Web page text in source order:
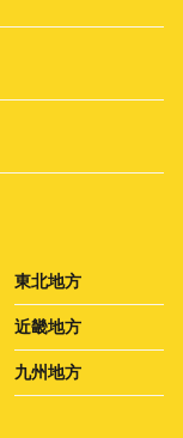
東北地方
近畿地方
九州地方